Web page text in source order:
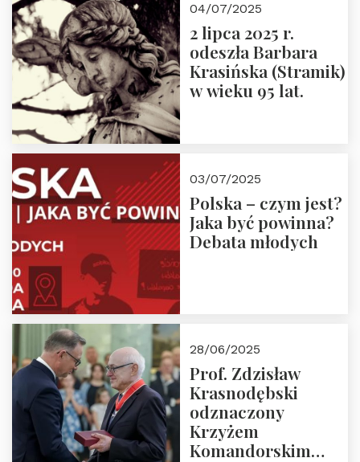
Nowego
Ćwierćwiecza”
04/07/2025
2 lipca 2025 r.
odeszła Barbara
Krasińska (Stramik)
w wieku 95 lat.
03/07/2025
Polska – czym jest?
Jaka być powinna?
Debata młodych
28/06/2025
Prof. Zdzisław
Krasnodębski
odznaczony
Krzyżem
Komandorskim